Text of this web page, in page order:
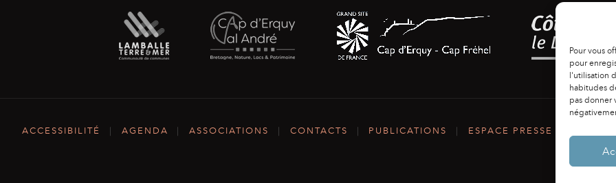
Pour vous
pour
l'utilisation
habitudes
pas donner
ACCESSIBILITÉ AGENDA ASSOCIATIONS CONTACTS PUBLICATIONS ESPACE PRESSE